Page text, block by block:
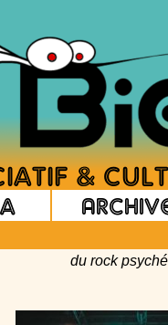
du rock